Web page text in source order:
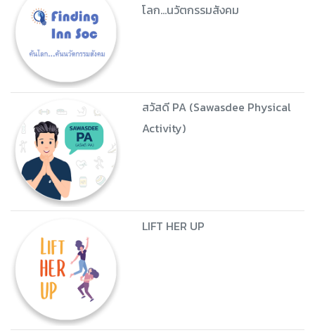
โลก...นวัตกรรมสังคม
สวัสดี PA (Sawasdee Physical
Activity)
LIFT HER UP